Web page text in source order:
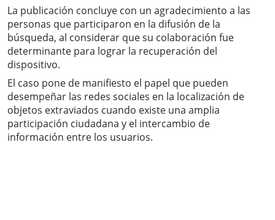
La publicación concluye con un agradecimiento a las
personas que participaron en la difusión de la
búsqueda, al considerar que su colaboración fue
determinante para lograr la recuperación del
dispositivo.
El caso pone de manifiesto el papel que pueden
desempeñar las redes sociales en la localización de
objetos extraviados cuando existe una amplia
participación ciudadana y el intercambio de
información entre los usuarios.